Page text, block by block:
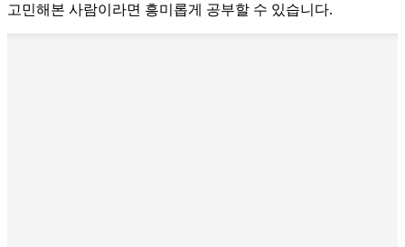
고민해본 사람이라면 흥미롭게 공부할 수 있습니다.